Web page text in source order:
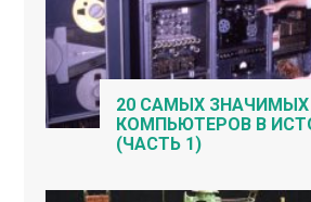
20 САМЫХ ЗНАЧИМЫХ
КОМПЬЮТЕРОВ В
(ЧАСТЬ 1)